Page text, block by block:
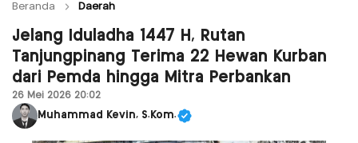
Beranda Daerah
Jelang Iduladha 1447 H, Rutan
Tanjungpinang Terima 22 Hewan Kurban
dari Pemda hingga Mitra Perbankan
26 Mei 2026 20:02
Muhammad Kevin, S.Kom.